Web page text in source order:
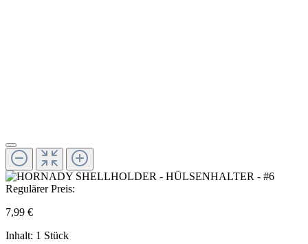
Regulärer Preis:
7,99 €
Inhalt: 1 Stück